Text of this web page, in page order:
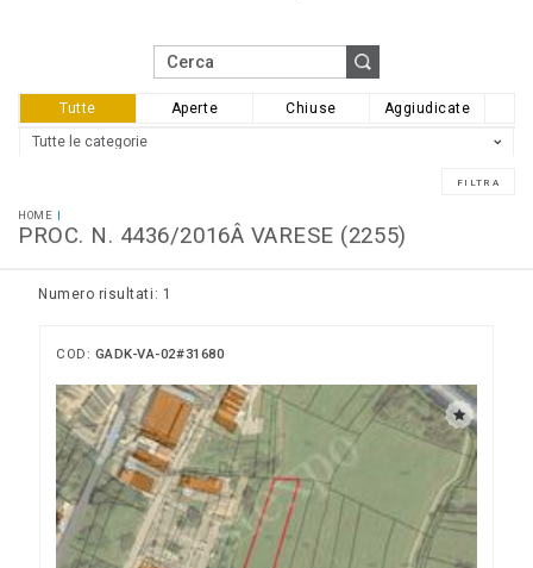
Tutte Aperte Chiuse Aggiudicate
HOME
PROC. N. 4436/2016Â VARESE (2255)
Numero risultati: 1
COD: GADK-VA-02#31680